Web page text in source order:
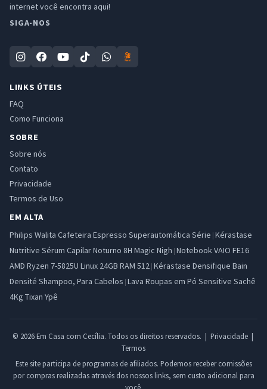
internet você encontra aqui!
SIGA-NOS
LINKS ÚTEIS
FAQ
Como Funciona
SOBRE
Sobre nós
Contato
Privacidade
Termos de Uso
EM ALTA
Philips Walita Cafeteira Espresso Superautomática Série | Kérastase
Nutritive Sérum Capilar Noturno 8H Magic Nigh | Notebook VAIO FE16
AMD Ryzen 7-5825U Linux 24GB RAM 512 | Kérastase Densifique Bain
Densité Shampoo, Para Cabelos | Lava Roupas em Pó Sensitive Sachê
4Kg Tixan Ypê
© 2026 Em Casa com Cecília. Todos os direitos reservados. | Privacidade|
Termos
Este site participa de programas de afiliados. Podemos receber comissões
por compras realizadas através dos nossos links, sem custo adicional para